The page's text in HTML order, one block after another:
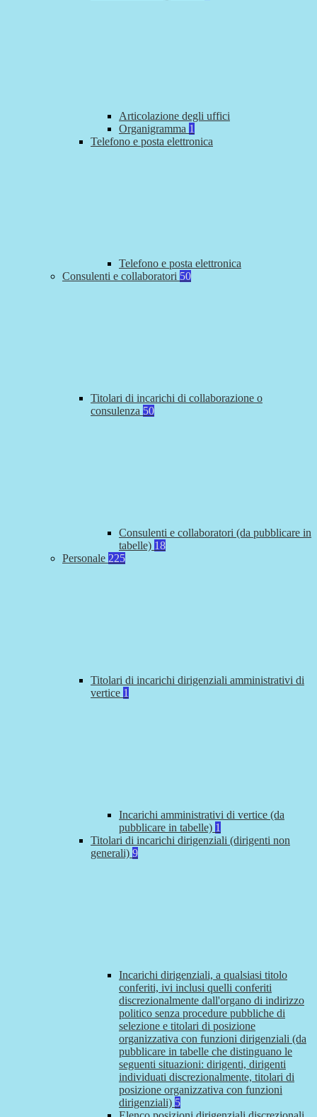
Articolazione degli uffici
Organigramma 1
Telefono e posta elettronica
Telefono e posta elettronica
Consulenti e collaboratori 50
Titolari di incarichi di collaborazione o
consulenza 50
Consulenti e collaboratori (da pubblicare in
tabelle) 18
Personale 225
Titolari di incarichi dirigenziali amministrativi di
vertice 1
Incarichi amministrativi di vertice (da
pubblicare in tabelle) 1
Titolari di incarichi dirigenziali (dirigenti non
generali) 9
Incarichi dirigenziali, a qualsiasi titolo
conferiti, ivi inclusi quelli conferiti
discrezionalmente dall'organo di indirizzo
politico senza procedure pubbliche di
selezione e titolari di posizione
organizzativa con funzioni dirigenziali (da
pubblicare in tabelle che distinguano le
seguenti situazioni: dirigenti, dirigenti
individuati discrezionalmente, titolari di
posizione organizzativa con funzioni
dirigenziali) 5